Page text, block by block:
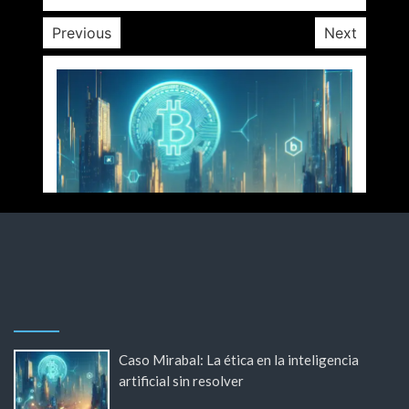
Previous Next
Caso Mirabal: La ética en la inteligencia
artificial sin resolver